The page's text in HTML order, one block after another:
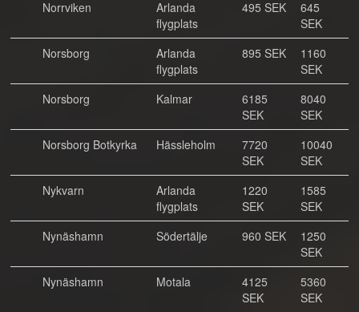
Norrviken
Arlanda
flygplats
495 SEK
645
SEK
Norsborg
Arlanda
flygplats
895 SEK
1160
SEK
Norsborg
Kalmar
6185
SEK
8040
SEK
Norsborg Botkyrka
Hässleholm
7720
SEK
10040
SEK
Nykvarn
Arlanda
flygplats
1220
SEK
1585
SEK
Nynäshamn
Södertälje 960 SEK
1250
SEK
Nynäshamn
Motala
4125
SEK
5360
SEK